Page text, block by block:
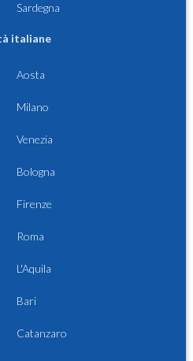
Sardegna
italiane
Aosta
Milano
Venezia
Bologna
Firenze
Roma
L'Aquila
Bari
Catanzaro